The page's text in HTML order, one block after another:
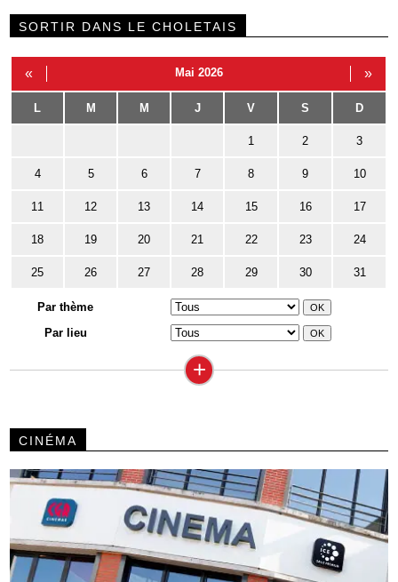
SORTIR DANS LE CHOLETAIS
« Mai 2026 »
L M M J V S D
1 2 3
4 5 6 7 8 9 10
11 12 13 14 15 16 17
18 19 20 21 22 23 24
25 26 27 28 29 30 31
Par thème
Par lieu
+
CINÉMA